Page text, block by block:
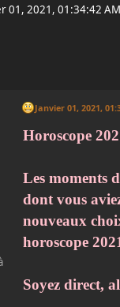
01, 2021, 01:34:42 AM
Janvier 01, 2021,
Horoscope
Les moments
dont vous
nouveaux
horoscope
Soyez direct,